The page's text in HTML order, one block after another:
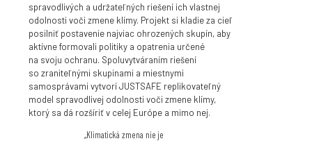
spravodlivých a udržateľných riešení ich vlastnej
odolnosti voči zmene klímy. Projekt si kladie za cieľ
posilniť postavenie najviac ohrozených skupín, aby
aktívne formovali politiky a opatrenia určené
na svoju ochranu. Spoluvytváraním riešení
so zraniteľnými skupinami a miestnymi
samosprávami vytvorí JUSTSAFE replikovateľný
model spravodlivej odolnosti voči zmene klímy,
ktorý sa dá rozšíriť v celej Európe a mimo nej.
„Klimatická zmena nie je